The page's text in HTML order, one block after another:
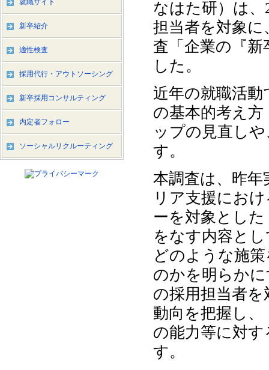
なはた研）は、
担当者を対象
査「企業の『新
した。
近年の就職活
の基本的考え
ップの見直し
す。
本調査は、昨
リア支援にお
ーを対象とし
をなす内容と
どのような施
のかを明らか
の採用担当者
動向を把握し
の能力等に対
す。
就職サイト
新卒紹介
適性検査
採用代行・アウトソーシング
新卒採用コンサルティング
内定者フォロー
ソーシャルリクルーティング